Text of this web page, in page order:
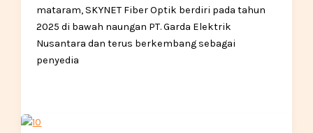
mataram, SKYNET Fiber Optik berdiri pada tahun
2025 di bawah naungan PT. Garda Elektrik
Nusantara dan terus berkembang sebagai
penyedia